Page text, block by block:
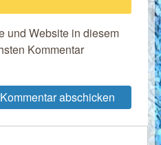
und Website in diesem
Kommentar